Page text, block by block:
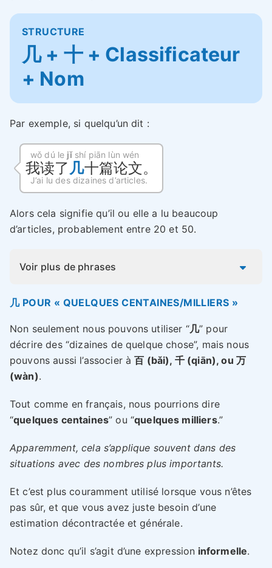
STRUCTURE
几 + 十 + Classificateur
+ Nom
Par exemple, si quelqu’un dit :
wǒ dú le jǐshí piān lùn wén
我读了几十篇论文。
J’ai lu des dizaines d’articles.
Alors cela signifie qu’il ou elle a lu beaucoup
d’articles, probablement entre 20 et 50.
Voir plus de phrases
几 POUR « QUELQUES CENTAINES/MILLIERS »
Non seulement nous pouvons utiliser “几” pour
décrire des “dizaines de quelque chose”, mais nous
pouvons aussi l’associer à百 (bǎi), 千 (qiān), ou 万
(wàn).
Tout comme en français, nous pourrions dire
“quelques centaines” ou “quelques milliers.”
Apparemment, cela s’applique souvent dans des
situations avec des nombres plus importants.
Et c’est plus couramment utilisé lorsque vous n’êtes
pas sûr, et que vous avez juste besoin d’une
estimation décontractée et générale.
Notez donc qu’il s’agit d’une expression informelle.